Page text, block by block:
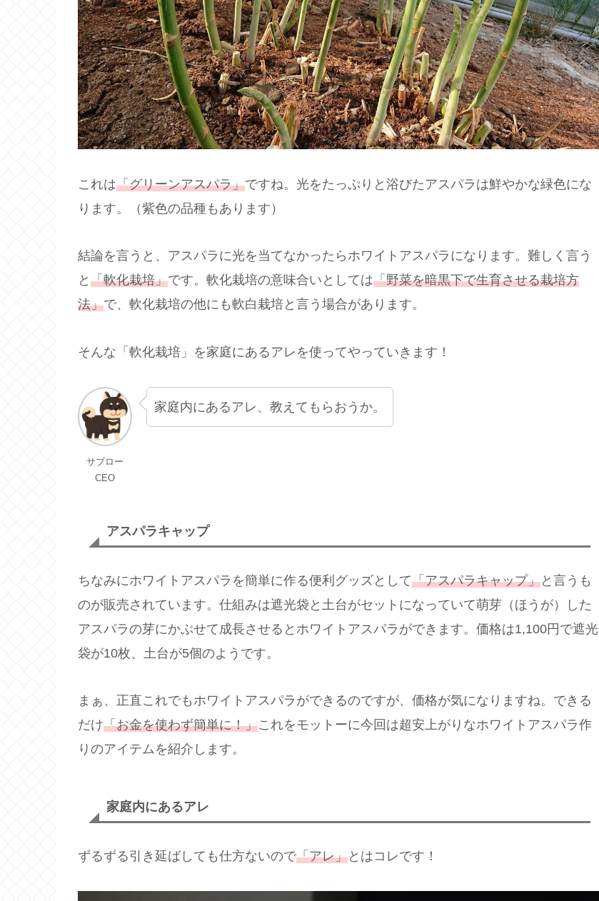
これは「グリーンアスパラ」ですね。光をたっぷりと浴びたアスパラは鮮やかな緑色にな
ります。（紫色の品種もあります）
結論を言うと、アスパラに光を当てなかったらホワイトアスパラになります。難しく言う
と 「軟化栽培」です。軟化栽培の意味合いとしては「野菜を暗黒下で生育させる栽培方
法」で、軟化栽培の他にも軟白栽培と言う場合があります。
そんな「軟化栽培」を家庭にあるアレを使ってやっていきます！
サブロー
CEO
家庭内にあるアレ、教えてもらおうか。
アスパラキャップ
ちなみにホワイトアスパラを簡単に作る便利グッズとして「アスパラキャップ」と言うも
のが販売されています。仕組みは遮光袋と土台がセットになっていて萌芽（ほうが）した
アスパラの芽にかぶせて成長させるとホワイトアスパラができます。価格は1,100円で遮光
袋が10枚、土台が5個のようです。
まぁ、正直これでもホワイトアスパラができるのですが、価格が気になりますね。できる
だけ「お金を使わず簡単に！」これをモットーに今回は超安上がりなホワイトアスパラ作
りのアイテムを紹介します。
家庭内にあるアレ
ずるずる引き延ばしても仕方ないので「アレ」とはコレです！